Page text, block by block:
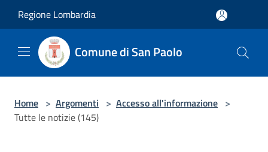
Regione Lombardia
Comune di San Paolo
Home > Argomenti > Accesso all'informazione >
Tutte le notizie (145)